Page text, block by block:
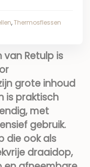
,Thermosflessen
van Retulp is
grote inhoud
is praktisch
met
gebruik.
die ook als
draaidop,